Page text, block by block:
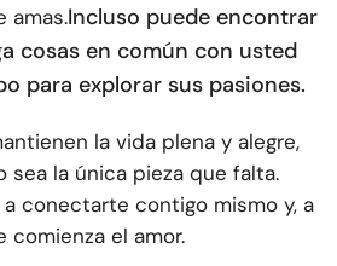
amas.Incluso puede encontrar
cosas en común con usted
para explorar sus pasiones.
la vida plena y alegre,
sea la única pieza que falta.
conectarte contigo mismo y, a
comienza el amor.